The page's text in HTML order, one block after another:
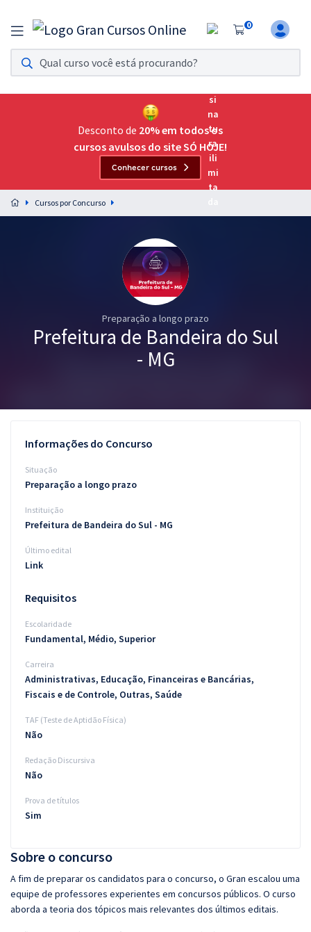
0
Assinatura Ilimitada 11
Acesso a todos os cursos. Teste grátis por 7 dias!
Assinatura OAB Até Passar
Acesso ilimitado a toda preparação para o Exame da
Preparação completa e intensiva para as principais
residências em saúde do Brasil
Conteúdo gratuito
Blog
Desconto de 20% em todos os
cursos avulsos do site SÓ HOJE!
Conhecer cursos
Cursos por Concurso
Preparação a longo prazo
Prefeitura de Bandeira do Sul
- MG
Sobre o concurso
A fim de preparar os candidatos para o concurso, o Gran escalou uma
equipe de professores experientes em concursos públicos. O curso
aborda a teoria dos tópicos mais relevantes dos últimos editais.
Informações do Concurso
Situação
Preparação a longo prazo
Instituição
Prefeitura de Bandeira do Sul - MG
Último edital
Link
Requisitos
Escolaridade
Fundamental, Médio, Superior
Carreira
Administrativas, Educação, Financeiras e Bancárias,
Fiscais e de Controle, Outras, Saúde
TAF (Teste de Aptidão Física)
Não
Redação Discursiva
Não
Prova de títulos
Sim